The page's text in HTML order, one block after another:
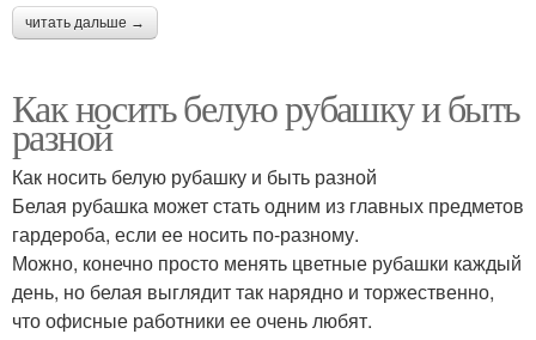
читать дальше →
Как носить белую рубашку и быть
разной
Как носить белую рубашку и быть разной
Белая рубашка может стать одним из главных предметов
гардероба, если ее носить по-разному.
Можно, конечно просто менять цветные рубашки каждый
день, но белая выглядит так нарядно и торжественно,
что офисные работники ее очень любят.